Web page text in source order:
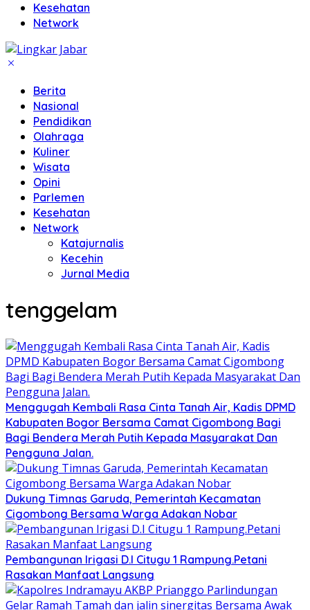
Kesehatan
Network
Berita
Nasional
Pendidikan
Olahraga
Kuliner
Wisata
Opini
Parlemen
Kesehatan
Network
Katajurnalis
Kecehin
Jurnal Media
tenggelam
Menggugah Kembali Rasa Cinta Tanah Air, Kadis DPMD
Kabupaten Bogor Bersama Camat Cigombong Bagi
Bagi Bendera Merah Putih Kepada Masyarakat Dan
Pengguna Jalan.
Dukung Timnas Garuda, Pemerintah Kecamatan
Cigombong Bersama Warga Adakan Nobar
Pembangunan Irigasi D.I Citugu 1 Rampung.Petani
Rasakan Manfaat Langsung